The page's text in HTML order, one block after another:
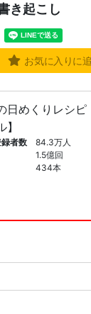
き起こし
お気に入りに
日めくりレシ
者数
84.3万人
1.5億回
434本